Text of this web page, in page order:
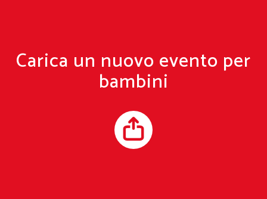
Carica un nuovo evento per
bambini